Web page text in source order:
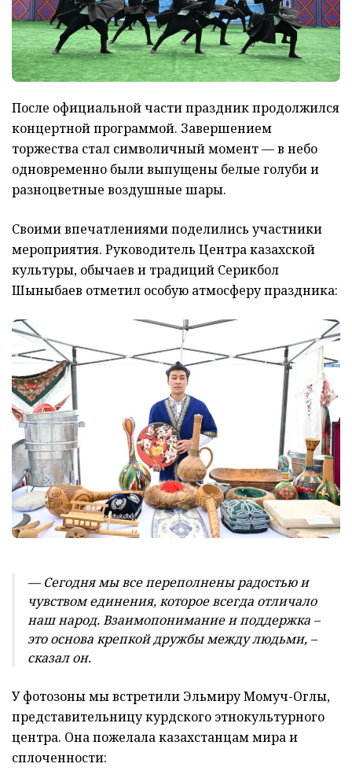
После официальной части праздник продолжился
концертной программой. Завершением
торжества стал символичный момент — в небо
одновременно были выпущены белые голуби и
разноцветные воздушные шары.
Своими впечатлениями поделились участники
мероприятия. Руководитель Центра казахской
культуры, обычаев и традиций Серикбол
Шыныбаев отметил особую атмосферу праздника:
— Сегодня мы все переполнены радостью и
чувством единения, которое всегда отличало
наш народ. Взаимопонимание и поддержка –
это основа крепкой дружбы между людьми, –
сказал он.
У фотозоны мы встретили Эльмиру Момуч-Оглы,
представительницу курдского этнокультурного
центра. Она пожелала казахстанцам мира и
сплоченности: